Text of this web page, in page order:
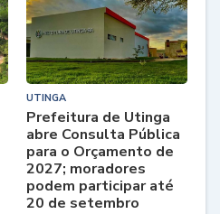
UTINGA
Prefeitura de Utinga
abre Consulta Pública
para o Orçamento de
2027; moradores
podem participar até
20 de setembro